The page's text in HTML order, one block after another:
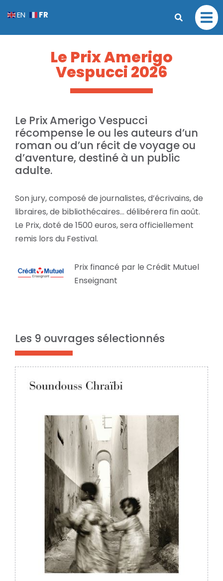
Le Prix Amerigo
Vespucci 2026
Le Prix Amerigo Vespucci
récompense le ou les auteurs d’un
roman ou d’un récit de voyage ou
d’aventure, destiné à un public
adulte.
Son jury, composé de journalistes, d’écrivains, de
libraires, de bibliothécaires… délibérera fin août.
Le Prix, doté de 1500 euros, sera officiellement
remis lors du Festival.
Prix financé par le Crédit Mutuel
Enseignant
Les 9 ouvrages sélectionnés
EN FR